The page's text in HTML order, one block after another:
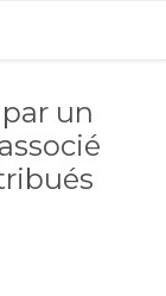
un